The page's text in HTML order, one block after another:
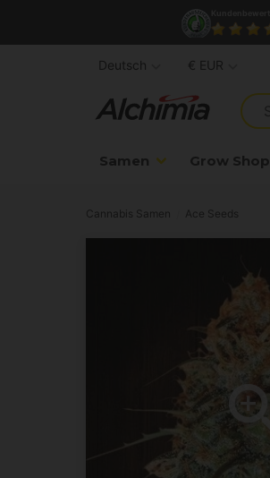
Samen Grow Shop
Deutsch € EUR
Cannabis Samen Ace Seeds